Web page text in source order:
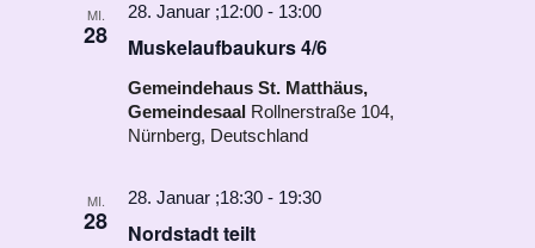
MI.
28 Muskelaufbaukurs 4/6
28. Januar ;12:00 - 13:00
Gemeindehaus St. Matthäus,
Gemeindesaal Rollnerstraße 104,
Nürnberg, Deutschland
MI.
28 Nordstadt teilt
28. Januar ;18:30 - 19:30